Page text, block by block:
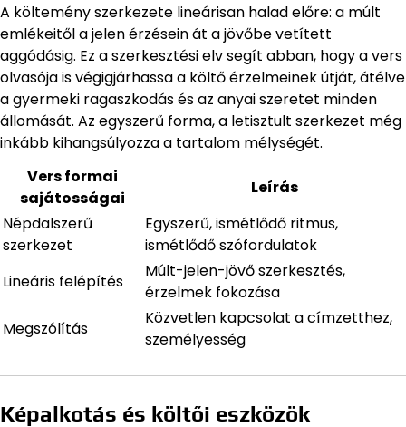
A költemény szerkezete lineárisan halad előre: a múlt
emlékeitől a jelen érzésein át a jövőbe vetített
aggódásig. Ez a szerkesztési elv segít abban, hogy a vers
olvasója is végigjárhassa a költő érzelmeinek útját, átélve
a gyermeki ragaszkodás és az anyai szeretet minden
állomását. Az egyszerű forma, a letisztult szerkezet még
inkább kihangsúlyozza a tartalom mélységét.
Vers formai
sajátosságai
Leírás
Népdalszerű
szerkezet
Egyszerű, ismétlődő ritmus,
ismétlődő szófordulatok
Lineáris felépítés
Múlt-jelen-jövő szerkesztés,
érzelmek fokozása
Megszólítás
Közvetlen kapcsolat a címzetthez,
személyesség
Képalkotás és költői eszközök